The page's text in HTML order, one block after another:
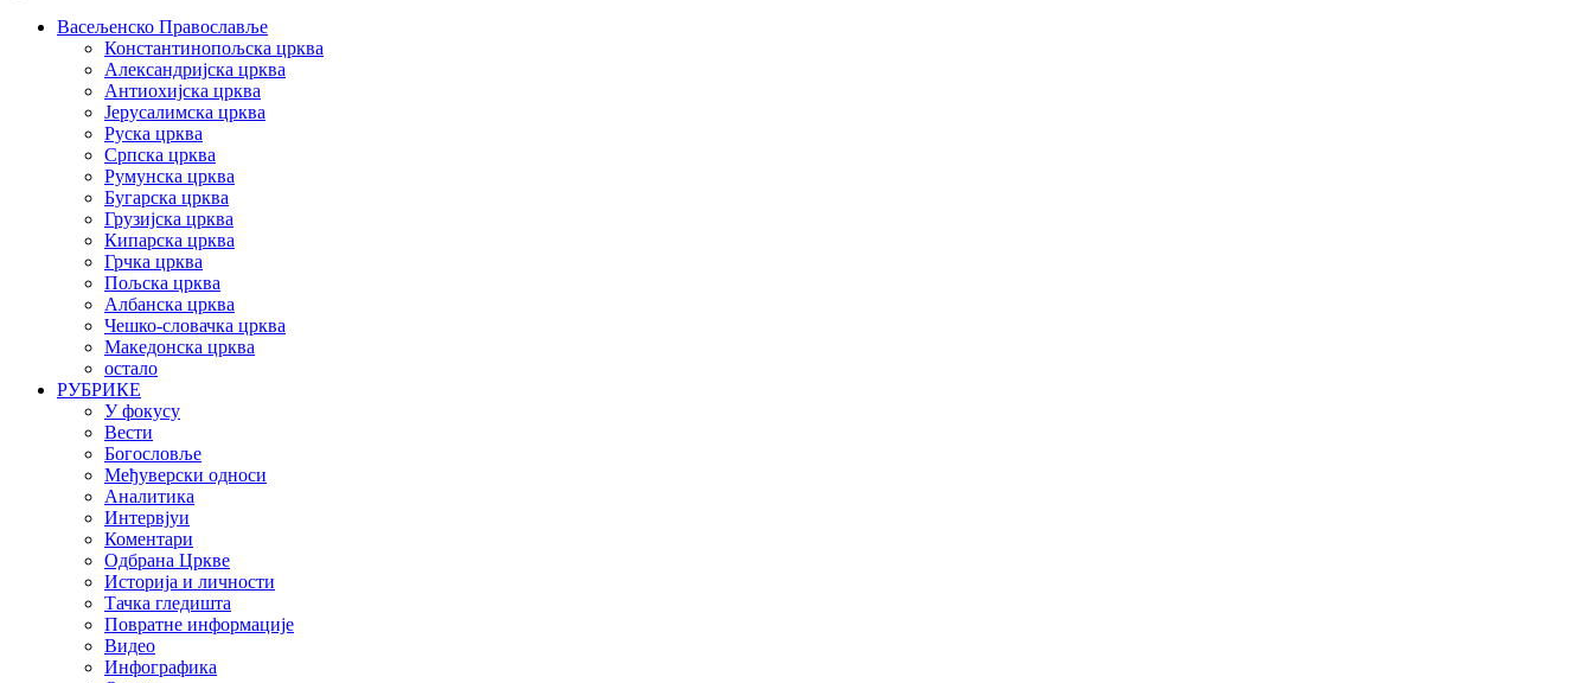
Васељенско Православље
Константинопољска црква
Александријска црква
Антиохијска црква
Јерусалимска црква
Руска црква
Српска црква
Румунска црква
Бугарска црква
Грузијска црква
Кипарска црква
Грчка црква
Пољска црква
Албанска црква
Чешко-словачка црква
Македонска црква
остало
РУБРИКЕ
У фокусу
Вести
Богословље
Међуверски односи
Аналитика
Интервјуи
Коментари
Одбрана Цркве
Историја и личности
Тачка гледишта
Повратне информације
Видео
Инфографика